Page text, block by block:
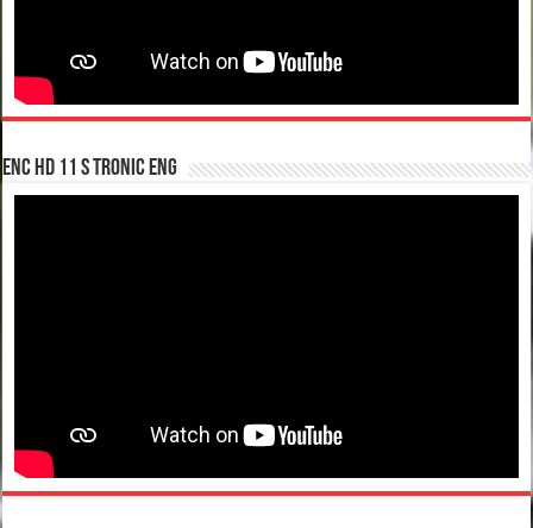
enc hd 11 S tronic ENG